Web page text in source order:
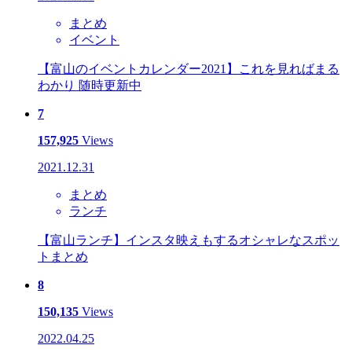
まとめ
イベント
【富山のイベントカレンダー2021】これを見ればまる
わかり 随時更新中
7
157,925 Views
2021.12.31
まとめ
ランチ
【富山ランチ】インスタ映えもするオシャレなスポッ
トまとめ
8
150,135 Views
2022.04.25